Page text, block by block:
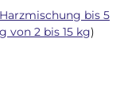
bis 5
von 2 bis 15 kg)